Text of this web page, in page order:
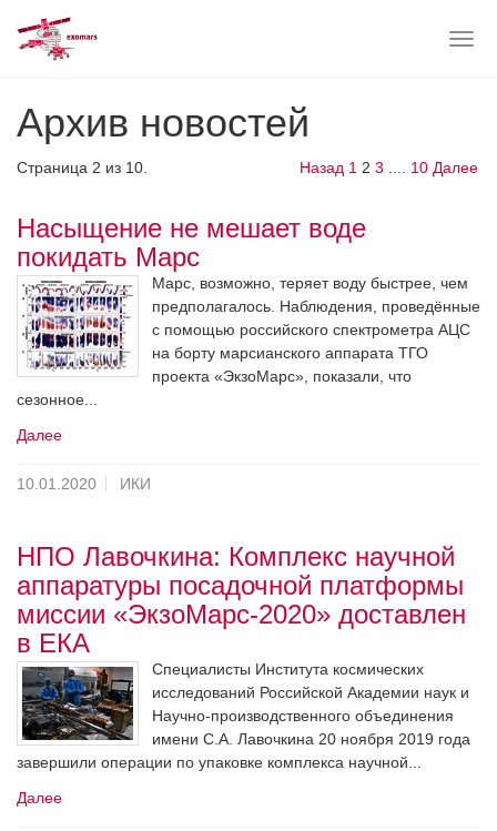
mainАрхив новостей
Страница 2 из 10. Назад 1 2 3 10 Далее
Насыщение не мешает воде
покидать Марс
Марс, возможно, теряет воду быстрее, чем
предполагалось. Наблюдения, проведённые
с помощью российского спектрометра АЦС
на борту марсианского аппарата ТГО
проекта «ЭкзоМарс», показали, что
сезонное...
Далее
10.01.2020 ИКИ
НПО Лавочкина: Комплекс научной
аппаратуры посадочной платформы
миссии «ЭкзоМарс-2020» доставлен
в ЕКА
Специалисты Института космических
исследований Российской Академии наук и
Научно-производственного объединения
имени С.А. Лавочкина 20 ноября 2019 года
завершили операции по упаковке комплекса научной...
Далее